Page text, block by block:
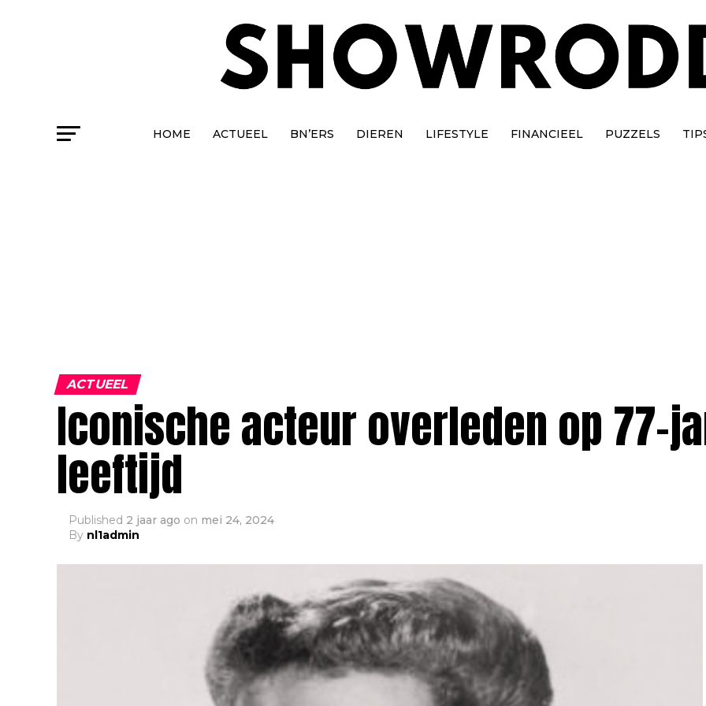
HOME ACTUEEL BN’ERS DIEREN LIFESTYLE FINANCIEEL PUZZELS
ACTUEEL
Iconische acteur overleden op 77-
leeftijd
Published 2 jaar ago on mei 24, 2024
By nl1admin